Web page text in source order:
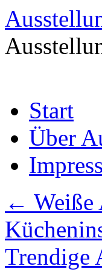
Inhalt
springenStart
Über
← Weiße
Trendige